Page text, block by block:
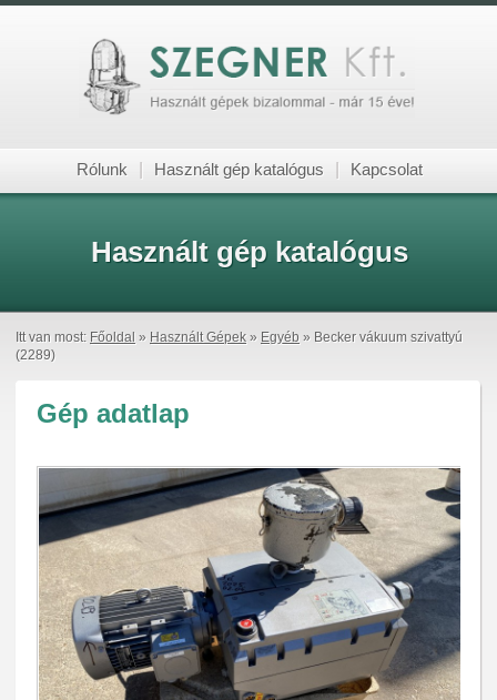
Rólunk Használt gép katalógus Kapcsolat
Használt gép katalógus
Itt van most: Főoldal » Használt Gépek » Egyéb » Becker vákuum szivattyú
(2289)
Gép adatlap